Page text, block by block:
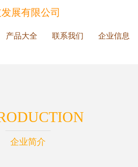
展有限公司
产品大全 联系我们 企业信息
企业简介